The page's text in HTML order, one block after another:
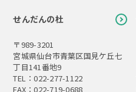
せんだんの杜
〒989-3201
宮城県仙台市青葉区国見ケ丘七
丁目141番地9
TEL：022-277-1122
FAX：022-719-0688